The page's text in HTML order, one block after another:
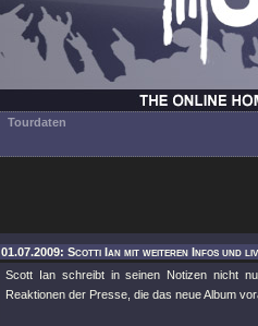
Tourdaten
01.07.2009: Scotti Ian mit weiteren Infos und
Scott Ian schreibt in seinen Notizen nicht
Reaktionen der Presse, die das neue Album